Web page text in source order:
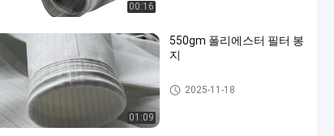
00:16
01:09
550gm 폴리에스터 필터 봉
지
폴리에스테르 필터 가방
2025-11-18